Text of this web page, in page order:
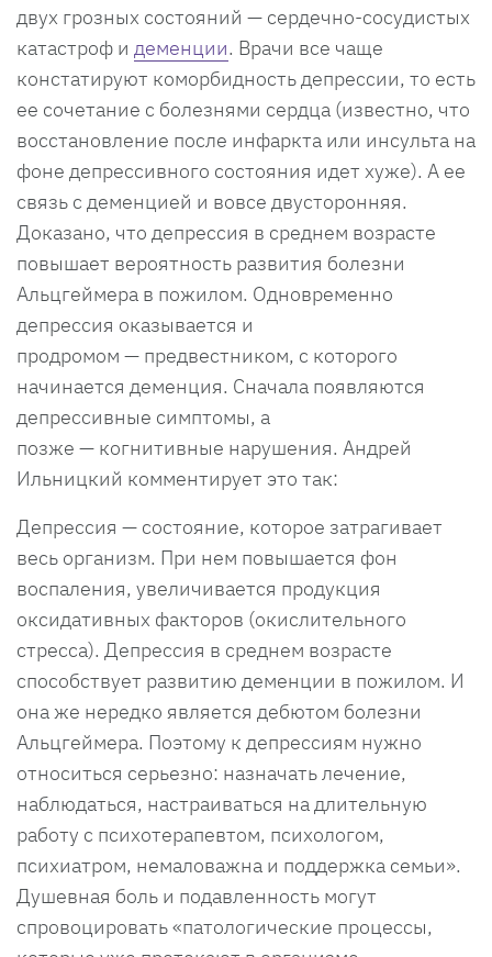
двух грозных состояний — сердечно-сосудистых
катастроф и деменции. Врачи все чаще
констатируют коморбидность депрессии, то есть
ее сочетание с болезнями сердца (известно, что
восстановление после инфаркта или инсульта на
фоне депрессивного состояния идет хуже). А ее
связь с деменцией и вовсе двусторонняя.
Доказано, что депрессия в среднем возрасте
повышает вероятность развития болезни
Альцгеймера в пожилом. Одновременно
депрессия оказывается и
продромом — предвестником, с которого
начинается деменция. Сначала появляются
депрессивные симптомы, а
позже — когнитивные нарушения. Андрей
Ильницкий комментирует это так:
Депрессия — состояние, которое затрагивает
весь организм. При нем повышается фон
воспаления, увеличивается продукция
оксидативных факторов (окислительного
стресса). Депрессия в среднем возрасте
способствует развитию деменции в пожилом. И
она же нередко является дебютом болезни
Альцгеймера. Поэтому к депрессиям нужно
относиться серьезно: назначать лечение,
наблюдаться, настраиваться на длительную
работу с психотерапевтом, психологом,
психиатром, немаловажна и поддержка семьи».
Душевная боль и подавленность могут
спровоцировать «патологические процессы,